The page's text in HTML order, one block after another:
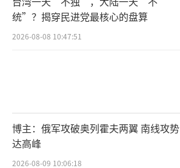
统”？揭穿民进党最核心的盘算
2026-08-08 10:47:51
博主：俄军攻破奥列霍夫两翼 南线攻势
达高峰
2026-08-09 10:06:18